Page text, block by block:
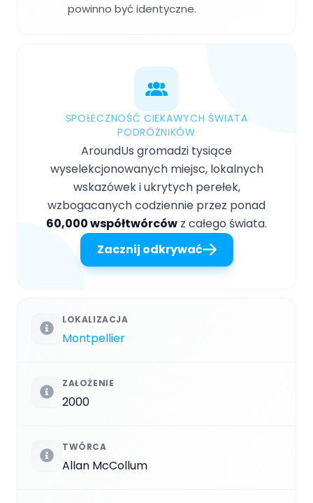
powinno być identyczne.
SPOŁECZNOŚĆ CIEKAWYCH ŚWIATA
PODRÓŻNIKÓW
AroundUs gromadzi tysiące
wyselekcjonowanych miejsc, lokalnych
wskazówek i ukrytych perełek,
wzbogacanych codziennie przez ponad
60,000 współtwórców z całego świata.
Zacznij odkrywać
LOKALIZACJA
Montpellier
ZAŁOŻENIE
2000
TWÓRCA
Allan McCollum